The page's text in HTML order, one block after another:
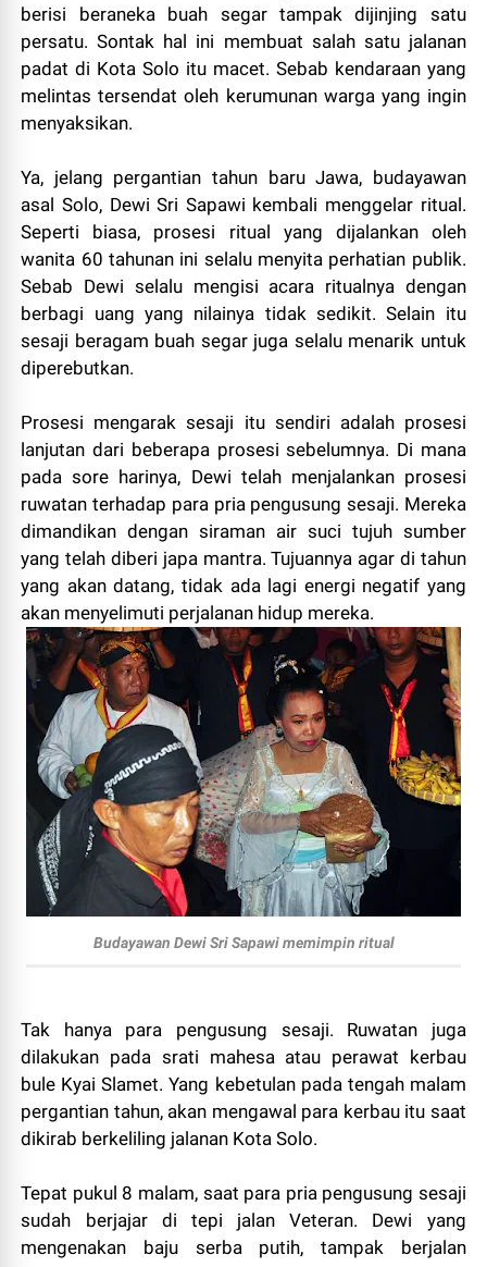
berisi beraneka buah segar tampak dijinjing satu
persatu. Sontak hal ini membuat salah satu jalanan
padat di Kota Solo itu macet. Sebab kendaraan yang
melintas tersendat oleh kerumunan warga yang ingin
menyaksikan.
Ya, jelang pergantian tahun baru Jawa, budayawan
asal Solo, Dewi Sri Sapawi kembali menggelar ritual.
Seperti biasa, prosesi ritual yang dijalankan oleh
wanita 60 tahunan ini selalu menyita perhatian publik.
Sebab Dewi selalu mengisi acara ritualnya dengan
berbagi uang yang nilainya tidak sedikit. Selain itu
sesaji beragam buah segar juga selalu menarik untuk
diperebutkan.
Prosesi mengarak sesaji itu sendiri adalah prosesi
lanjutan dari beberapa prosesi sebelumnya. Di mana
pada sore harinya, Dewi telah menjalankan prosesi
ruwatan terhadap para pria pengusung sesaji. Mereka
dimandikan dengan siraman air suci tujuh sumber
yang telah diberi japa mantra. Tujuannya agar di tahun
yang akan datang, tidak ada lagi energi negatif yang
akan menyelimuti perjalanan hidup mereka.
Budayawan Dewi Sri Sapawi memimpin ritual
Tak hanya para pengusung sesaji. Ruwatan juga
dilakukan pada srati mahesa atau perawat kerbau
bule Kyai Slamet. Yang kebetulan pada tengah malam
pergantian tahun, akan mengawal para kerbau itu saat
dikirab berkeliling jalanan Kota Solo.
Tepat pukul 8 malam, saat para pria pengusung sesaji
sudah berjajar di tepi jalan Veteran. Dewi yang
mengenakan baju serba putih, tampak berjalan